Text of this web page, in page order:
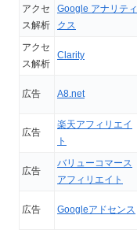
アクセ
ス解析
Google アナリティ
クス
アクセ
ス解析
Clarity
広告 A8.net
広告
楽天アフィリエイ
ト
広告
バリューコマース
アフィリエイト
広告 Googleアドセンス